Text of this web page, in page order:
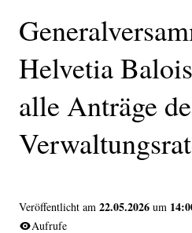
Helvetia
alle Anträge
Veröffentlicht am 22.05.2026 um
Aufrufe